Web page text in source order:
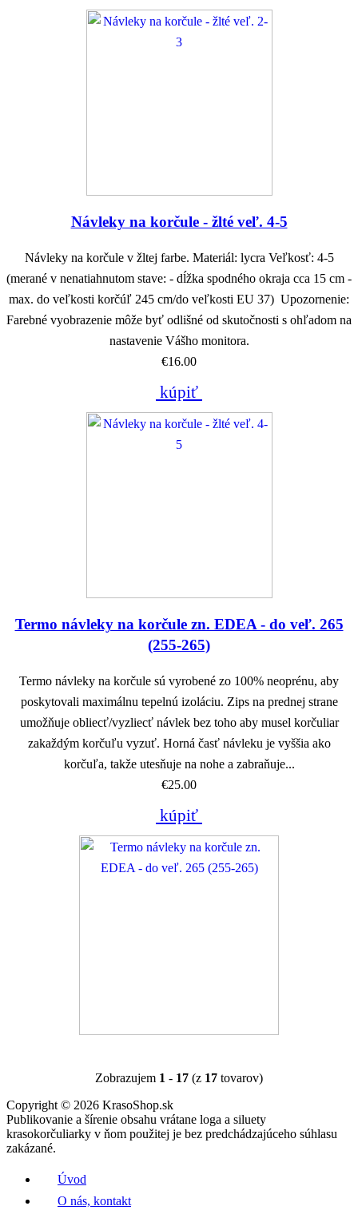
Návleky na korčule - žlté veľ. 4-5
Návleky na korčule v žltej farbe. Materiál: lycra Veľkosť: 4-5
(merané v nenatiahnutom stave: - dĺžka spodného okraja cca 15 cm -
max. do veľkosti korčúľ 245 cm/do veľkosti EU 37) Upozornenie:
Farebné vyobrazenie môže byť odlišné od skutočnosti s ohľadom na
nastavenie Vášho monitora.
€16.00
kúpiť
Termo návleky na korčule zn. EDEA - do veľ. 265
(255-265)
Termo návleky na korčule sú vyrobené zo 100% neoprénu, aby
poskytovali maximálnu tepelnú izoláciu. Zips na prednej strane
umožňuje obliecť/vyzliecť návlek bez toho aby musel korčuliar
zakaždým korčuľu vyzuť. Horná časť návleku je vyššia ako
korčuľa, takže utesňuje na nohe a zabraňuje...
€25.00
kúpiť
Zobrazujem 1 - 17 (z 17 tovarov)
Copyright © 2026 KrasoShop.sk
Publikovanie a šírenie obsahu vrátane loga a siluety
krasokorčuliarky v ňom použitej je bez predchádzajúceho súhlasu
zakázané.
Úvod
O nás, kontakt